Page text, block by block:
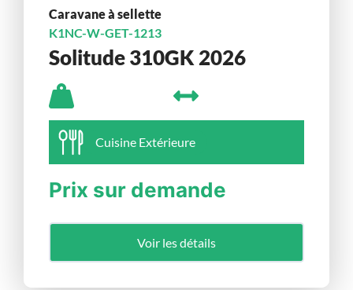
Caravane à sellette
K1NC-W-GET-1213
Solitude 310GK 2026
Cuisine Extérieure
Prix sur demande
Voir les détails